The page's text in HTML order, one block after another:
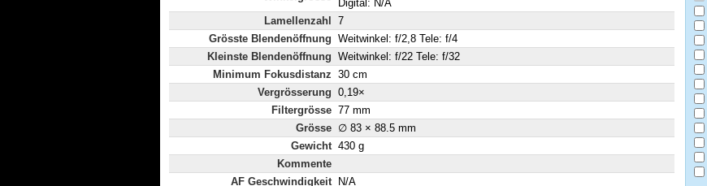
Digital: N/A
Lamellenzahl
7
Grösste Blendenöffnung Weitwinkel: f/2,8 Tele: f/4
Kleinste Blendenöffnung Weitwinkel: f/22 Tele: f/32
Minimum Fokusdistanz 30 cm
Vergrösserung 0,19×
Filtergrösse 77 mm
Grösse ∅ 83 × 88.5 mm
Gewicht 430 g
Kommente
AF Geschwindigkeit
N/A